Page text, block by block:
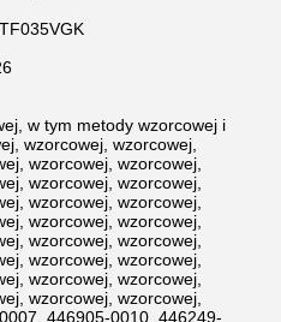
w tym metody wzorcowej i
wzorcowej, wzorcowej,
wzorcowej, wzorcowej,
wzorcowej, wzorcowej,
wzorcowej, wzorcowej,
wzorcowej, wzorcowej,
wzorcowej, wzorcowej,
wzorcowej, wzorcowej,
wzorcowej, wzorcowej,
wzorcowej, wzorcowej,
446905-0010, 446249-